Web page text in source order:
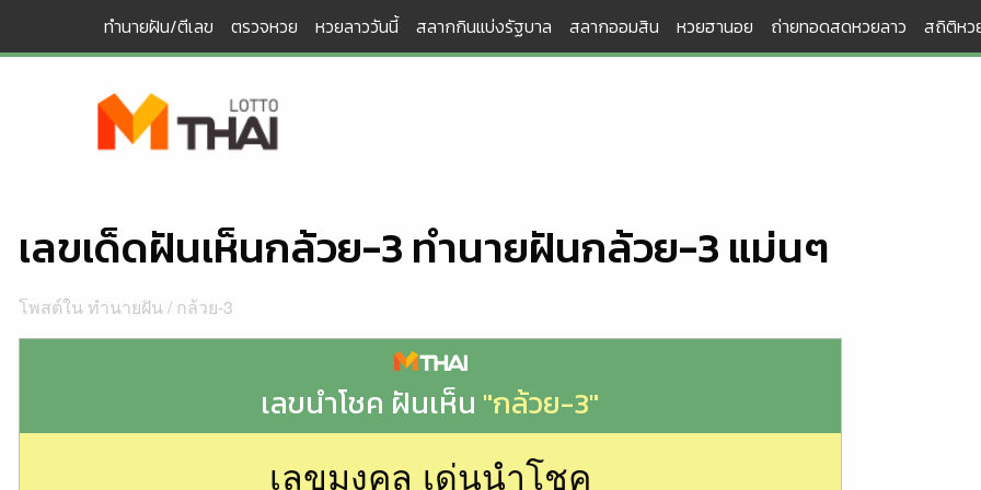
content
ทำนายฝัน/ตีเลข ตรวจหวย หวยลาววันนี้ สลากกินแบ่งรัฐบาล สลากออมสิน หวยฮานอย ถ่ายทอดสดหวยลาว สถิติหว
เลขเด็ดฝันเห็นกล้วย-3 ทำนายฝันกล้วย-3 แม่นๆ
โพสต์ใน ทำนายฝัน/ กล้วย-3
เลขนำโชค ฝันเห็น "กล้วย-3"
เลขมงคล เด่นนำโชค